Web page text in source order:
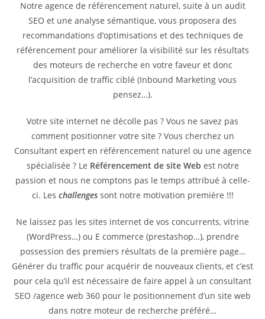
Notre agence de référencement naturel, suite à un audit
SEO et une analyse sémantique, vous proposera des
recommandations d’optimisations et des techniques de
référencement pour améliorer la visibilité sur les résultats
des moteurs de recherche en votre faveur et donc
l’acquisition de traffic ciblé (Inbound Marketing vous
pensez…).
Votre site internet ne décolle pas ? Vous ne savez pas
comment positionner votre site ? Vous cherchez un
Consultant expert en référencement naturel ou une agence
spécialisée ? Le Référencement de site Web est notre
passion et nous ne comptons pas le temps attribué à celle-
ci. Les challengessont notre motivation première !!!
Ne laissez pas les sites internet de vos concurrents, vitrine
(WordPress…) ou E commerce (prestashop…), prendre
possession des premiers résultats de la première page…
Générer du traffic pour acquérir de nouveaux clients, et c’est
pour cela qu’il est nécessaire de faire appel à un consultant
SEO /agence web 360 pour le positionnement d’un site web
dans notre moteur de recherche préféré…